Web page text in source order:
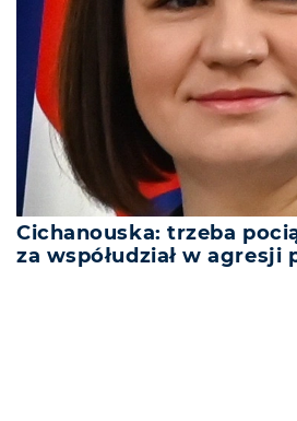
Cichanouska: trzeba
za współudział w agresji